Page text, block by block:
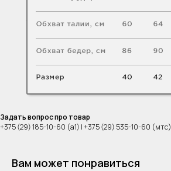
Задать вопрос про товар
+375 (29) 185-10-60 (а1) | +375 (29) 535-10-60 (мтс)
Вам может понравиться